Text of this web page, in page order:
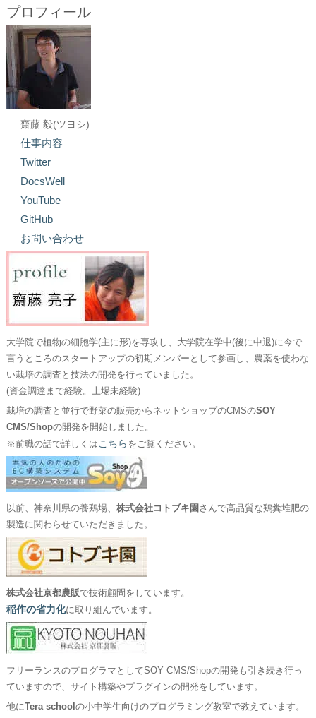
プロフィール
齋藤 毅(ツヨシ)
仕事内容
Twitter
DocsWell
YouTube
GitHub
お問い合わせ
大学院で植物の細胞学(主に形)を専攻し、大学院在学中(後に中退)に今で
言うところのスタートアップの初期メンバーとして参画し、農薬を使わな
い栽培の調査と技法の開発を行っていました。
(資金調達まで経験。上場未経験)
栽培の調査と並行で野菜の販売からネットショップのCMSのSOY
CMS/Shopの開発を開始しました。
※前職の話で詳しくはこちら をご覧ください。
以前、神奈川県の養鶏場、 株式会社コトブキ園 さんで高品質な鶏糞堆肥の
製造に関わらせていただきました。
株式会社京都農販で技術顧問をしています。
稲作の省力化に取り組んでいます。
フリーランスのプログラマとしてSOY CMS/Shopの開発も引き続き行っ
ていますので、サイト構築やプラグインの開発をしています。
他にTera school の小中学生向けのプログラミング教室で教えています。